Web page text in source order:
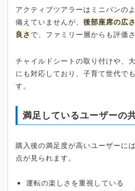
アクティブツアラーはミニバンの
備えていませんが、 後部座席の広
良さ で、ファミリー層からも評価
チャイルドシートの取り付けや、
にも対応しており、子育て世代で
す。
満足しているユーザーの
購入後の満足度が高いユーザーに
点が見られます。
運転の楽しさを重視している